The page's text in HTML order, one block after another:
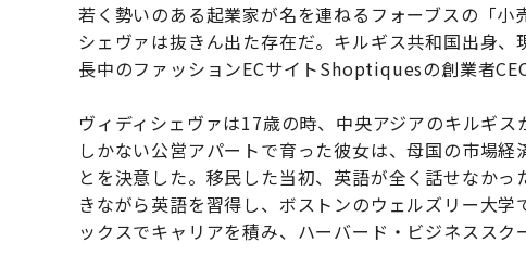
若く勢いのある起業家が名を連ねるフォーブスの「
シェヴァは抜きん出た存在だ。キルギス共和国出身
長中のファッションECサイトShoptiquesの創業者
ヴィディシェヴァは17歳の時、中央アジアのキルギ
しかない公営アパートで育った彼女は、母国の市場
とを決意した。移民した当初、英語が全く話せなか
きながら英語を習得し、ボストンのウェルズリー大
ックスでキャリアを積み、ハーバード・ビジネススク